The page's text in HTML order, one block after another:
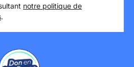
notre politique de
.